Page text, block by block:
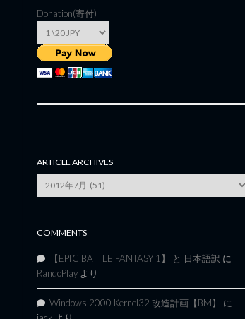
Donation(寄付)
ARTICLE ARCHIVES
Archives
COMMENTS
【EPIC BATTLE FANTASY 1】 と 日本語訳 に
RandoPlay より
Windows 2000 Kernel32 改造計画【BM】
に